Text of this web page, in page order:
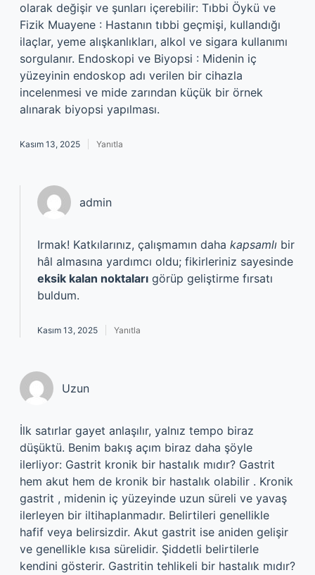
olarak değişir ve şunları içerebilir: Tıbbi Öykü ve
Fizik Muayene : Hastanın tıbbi geçmişi, kullandığı
ilaçlar, yeme alışkanlıkları, alkol ve sigara kullanımı
sorgulanır. Endoskopi ve Biyopsi : Midenin iç
yüzeyinin endoskop adı verilen bir cihazla
incelenmesi ve mide zarından küçük bir örnek
alınarak biyopsi yapılması.
Kasım 13, 2025 Yanıtla
admin
Irmak! Katkılarınız, çalışmamın daha kapsamlı bir
hâl almasına yardımcı oldu; fikirleriniz sayesinde
eksik kalan noktaları görüp geliştirme fırsatı
buldum.
Kasım 13, 2025 Yanıtla
Uzun
İlk satırlar gayet anlaşılır, yalnız tempo biraz
düşüktü. Benim bakış açım biraz daha şöyle
ilerliyor: Gastrit kronik bir hastalık mıdır? Gastrit
hem akut hem de kronik bir hastalık olabilir . Kronik
gastrit , midenin iç yüzeyinde uzun süreli ve yavaş
ilerleyen bir iltihaplanmadır. Belirtileri genellikle
hafif veya belirsizdir. Akut gastrit ise aniden gelişir
ve genellikle kısa sürelidir. Şiddetli belirtilerle
kendini gösterir. Gastritin tehlikeli bir hastalık mıdır?